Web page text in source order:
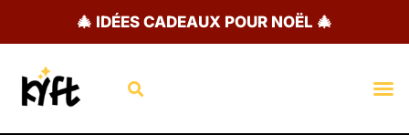
🎄 IDÉES CADEAUX POUR NOËL 🎄
Rechercher